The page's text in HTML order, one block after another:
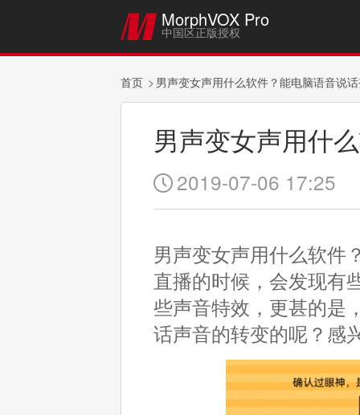
 MorphVOX Pro
中国区正版授权
首页 男声变女声用什么软件？能电脑语音说
男声变女声用什
 2019-07-06 17:25
男声变女声用什么软件
直播的时候，会发现有
些声音特效，更甚的是
话声音的转变的呢？感